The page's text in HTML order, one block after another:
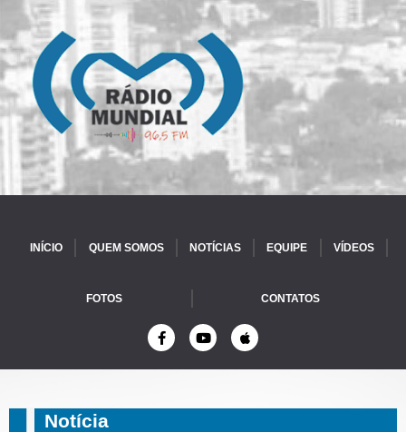
INÍCIO QUEM SOMOS NOTÍCIAS EQUIPE VÍDEOS
FOTOS CONTATOS
Notícia